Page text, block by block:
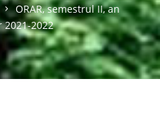
ORAR, semestrul II, an
2022